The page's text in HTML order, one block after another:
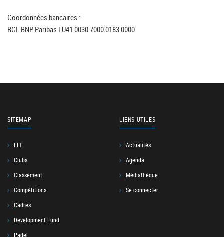
Coordonnées bancaires :
BGL BNP Paribas LU41 0030 7000 0183 0000
SITEMAP
FLT
Clubs
Classement
Compétitions
Cadres
Development Fund
Padel
LIENS UTILES
Actualités
Agenda
Médiathèque
Se connecter